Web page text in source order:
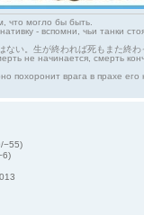
что могло бы быть.
- вспомни, чьи танки
ない。生が終われば死もまた終わ
не начинается, смерть
похоронит врага в прахе его
−55)